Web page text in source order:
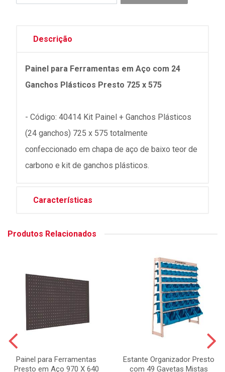
Descrição
Painel para Ferramentas em Aço com 24
Ganchos Plásticos Presto 725 x 575
- Código: 40414 Kit Painel + Ganchos Plásticos
(24 ganchos) 725 x 575 totalmente
confeccionado em chapa de aço de baixo teor de
carbono e kit de ganchos plásticos.
Características
Produtos Relacionados
Painel para Ferramentas
Presto em Aço 970 X 640
Estante Organizador Presto
com 49 Gavetas Mistas